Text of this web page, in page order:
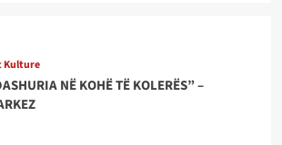
Kulture
NË KOHË TË KOLERËS” –